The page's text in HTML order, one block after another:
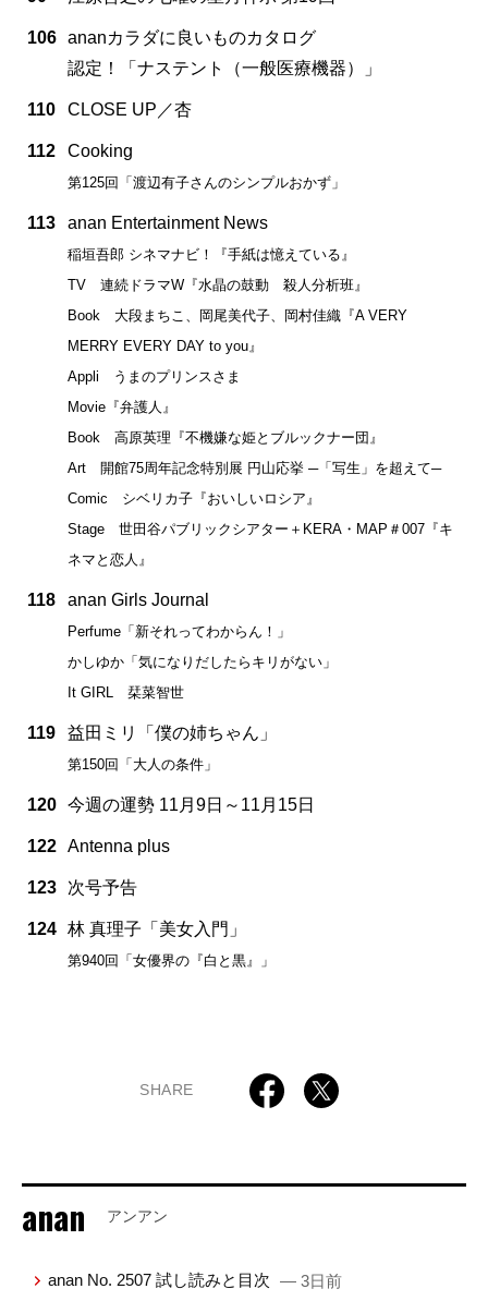
106 ananカラダに良いものカタログ
認定！「ナステント（一般医療機器）」
110 CLOSE UP／杏
112 Cooking
第125回「渡辺有子さんのシンプルおかず」
113 anan Entertainment News
稲垣吾郎 シネマナビ！『手紙は憶えている』
TV 連続ドラマW『水晶の鼓動 殺人分析班』
Book 大段まちこ、岡尾美代子、岡村佳織『A VERY
MERRY EVERY DAY to you』
Appli うまのプリンスさま
Movie『弁護人』
Book 高原英理『不機嫌な姫とブルックナー団』
Art 開館75周年記念特別展 円山応挙 ─「写生」を超えて─
Comic シベリカ子『おいしいロシア』
Stage 世田谷パブリックシアター＋KERA・MAP＃007『キ
ネマと恋人』
118 anan Girls Journal
Perfume「新それってわからん！」
かしゆか「気になりだしたらキリがない」
It GIRL 栞菜智世
119 益田ミリ「僕の姉ちゃん」
第150回「大人の条件」
120 今週の運勢 11月9日～11月15日
122 Antenna plus
123 次号予告
124 林 真理子「美女入門」
第940回「女優界の『白と黒』」
SHARE
anan アンアン
anan No. 2507 試し読みと目次 — 3日前